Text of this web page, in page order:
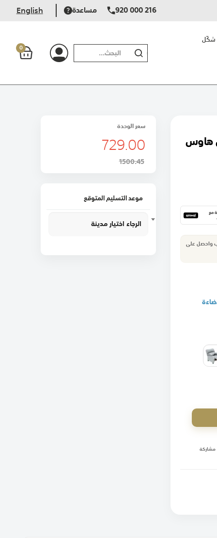
مساعدة 920 000 216
English
شكّل
بحث
0
دفعة مع
واحصل على
مشاركة
سعر الوحدة
729.00
1500.45
موعد التسليم المتوقع
الرجاء اختيار مدينة